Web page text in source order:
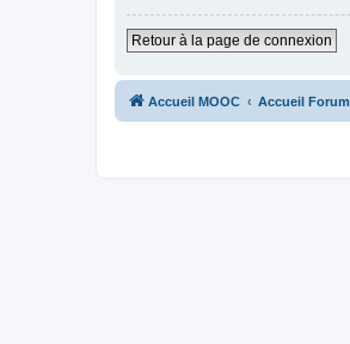
Retour à la page de connexion
Accueil MOOC Accueil Forum